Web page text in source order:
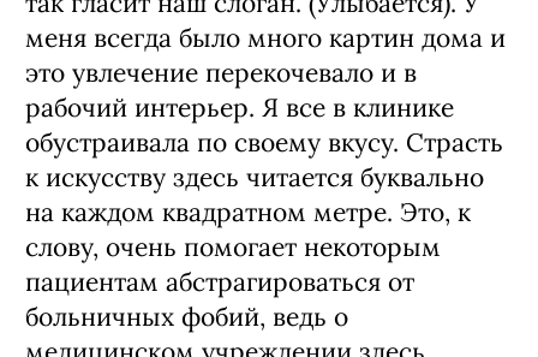
«Дента Арт» — искусство во всем» —
так гласит наш слоган. (Улыбается). У
меня всегда было много картин дома и
это увлечение перекочевало и в
рабочий интерьер. Я все в клинике
обустраивала по своему вкусу. Страсть
к искусству здесь читается буквально
на каждом квадратном метре. Это, к
слову, очень помогает некоторым
пациентам абстрагироваться от